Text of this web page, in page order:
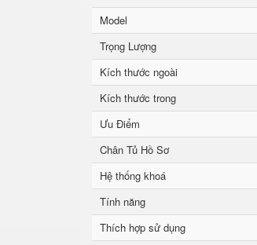
Model
Trọng Lượng
Kích thước ngoài
Kích thước trong
Ưu Điểm
Chân Tủ Hồ Sơ
Hệ thống khoá
Tính năng
Thích hợp sử dụng